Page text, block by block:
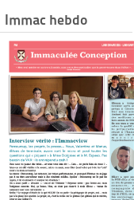
Immac hebdo